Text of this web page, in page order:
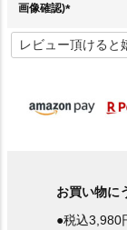
画像確認)
必
須
お買い物に
●税込3,980